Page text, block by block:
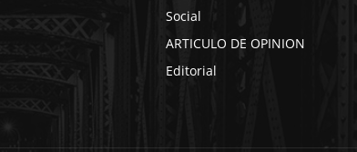
Social
ARTICULO DE OPINION
Editorial